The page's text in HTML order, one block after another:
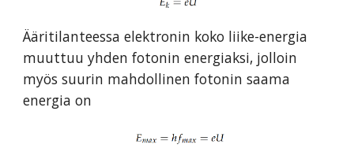
Ääritilanteessa elektronin koko liike-energia
muuttuu yhden fotonin energiaksi, jolloin
myös suurin mahdollinen fotonin saama
energia on